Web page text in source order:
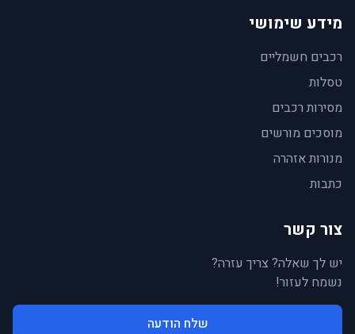
מידע שימושי
רכבים חשמליים
טסלות
מסירות רכבים
מוסכים מורשים
מנורות אזהרה
כתבות
צור קשר
יש לך שאלה? צריך עזרה?
נשמח לעזור!
שלח הודעה